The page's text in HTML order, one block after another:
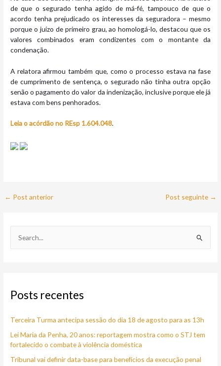
de que o segurado tenha agido de má-fé, tampouco de que o
acordo tenha prejudicado os interesses da seguradora – mesmo
porque o juízo de primeiro grau, ao homologá-lo, destacou que os
valores combinados eram condizentes com o montante da
condenação.
A relatora afirmou também que, como o processo estava na fase
de cumprimento de sentença, o segurado não tinha outra opção
senão o pagamento do valor da indenização, inclusive porque ele já
estava com bens penhorados.
Leia o acórdão no REsp 1.604.048.
← Post anterior Post seguinte →
u
s
a
r
p
Posts recentes
Terceira Turma antecipa sessão do dia 18 de agosto para as 13h
Lei Maria da Penha, 20 anos: reportagem mostra como o STJ tem
fortalecido o combate à violência doméstica
Tribunal vai definir data-base para benefícios da execução penal